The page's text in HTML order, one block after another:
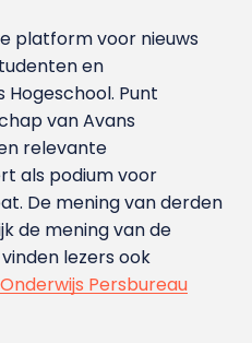
platform voor nieuws
en
Punt
van Avans
relevante
als podium voor
De mening van derden
de mening van de
lezers ook
Persbureau